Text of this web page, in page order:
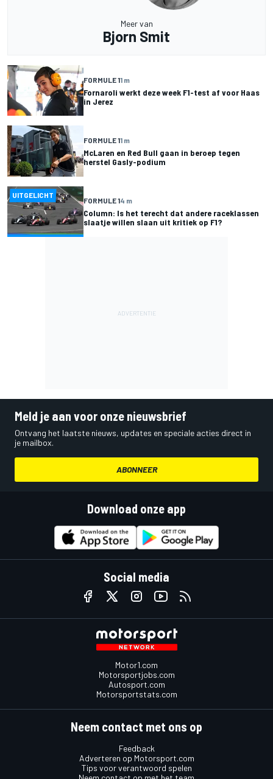
Meer van
Bjorn Smit
FORMULE 11 m
Fornaroli werkt deze week F1-test af voor Haas
in Jerez
FORMULE 11 m
McLaren en Red Bull gaan in beroep tegen
herstel Gasly-podium
UITGELICHT
FORMULE 14 m
Column: Is het terecht dat andere raceklassen
slaatje willen slaan uit kritiek op F1?
Meld je aan voor onze nieuwsbrief
Ontvang het laatste nieuws, updates en speciale acties direct in
je mailbox.
ABONNEER
Download onze app
Social media
Motor1.com
Motorsportjobs.com
Autosport.com
Motorsportstats.com
Neem contact met ons op
Feedback
Adverteren op Motorsport.com
Tips voor verantwoord spelen